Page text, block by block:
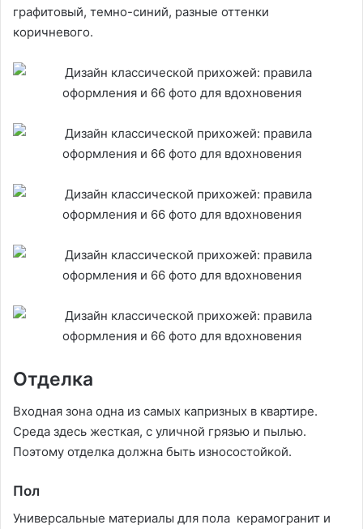
графитовый, темно-синий, разные оттенки
коричневого.
Отделка
Входная зона одна из самых капризных в квартире.
Среда здесь жесткая, с уличной грязью и пылью.
Поэтому отделка должна быть износостойкой.
Пол
Универсальные материалы для пола керамогранит и